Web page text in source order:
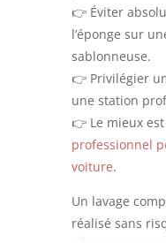
👉 Éviter
l’éponge sur
sablonneuse.
👉 Privilégier
une station
👉 Le mieux
professionnel
voiture.
Un lavage
réalisé sans